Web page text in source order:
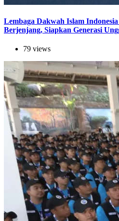
Lembaga Dakwah Islam
Berjenjang, Siapkan Generasi
79 views